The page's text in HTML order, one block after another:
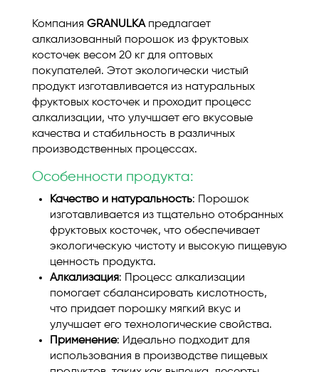
Компания GRANULKAпредлагает
алкализованный порошок из фруктовых
косточек весом 20 кг для оптовых
покупателей. Этот экологически чистый
продукт изготавливается из натуральных
фруктовых косточек и проходит процесс
алкализации, что улучшает его вкусовые
качества и стабильность в различных
производственных процессах.
Особенности продукта:
Качество и натуральность: Порошок
изготавливается из тщательно отобранных
фруктовых косточек, что обеспечивает
экологическую чистоту и высокую пищевую
ценность продукта.
Алкализация: Процесс алкализации
помогает сбалансировать кислотность,
что придает порошку мягкий вкус и
улучшает его технологические свойства.
Применение: Идеально подходит для
использования в производстве пищевых